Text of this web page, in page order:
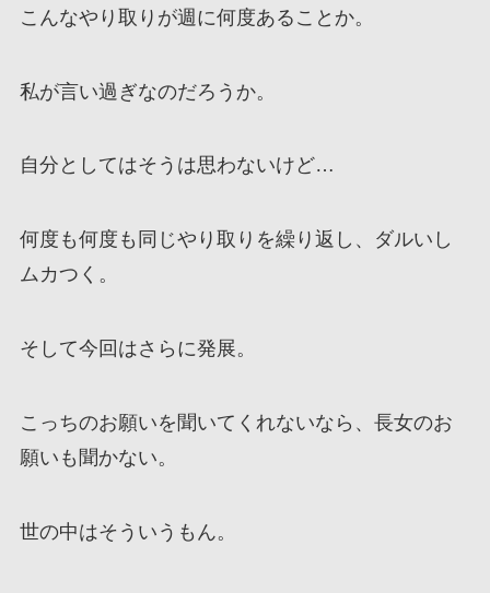
こんなやり取りが週に何度あることか。
私が言い過ぎなのだろうか。
自分としてはそうは思わないけど…
何度も何度も同じやり取りを繰り返し、ダルいし
ムカつく。
そして今回はさらに発展。
こっちのお願いを聞いてくれないなら、長女のお
願いも聞かない。
世の中はそういうもん。